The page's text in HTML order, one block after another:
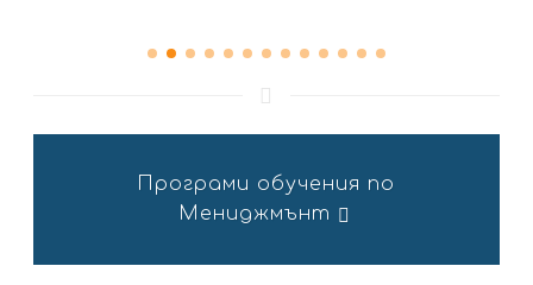
Програми обучения по
Мениджмънт